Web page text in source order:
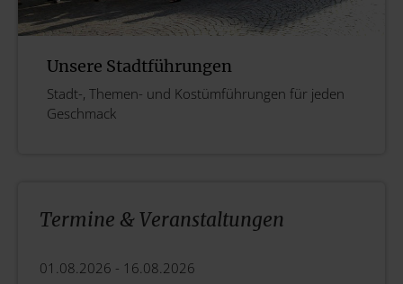
Unsere Stadtführungen
Stadt-, Themen- und Kostümführungen für jeden
Geschmack
Termine & Veranstaltungen
01.08.2026 - 16.08.2026